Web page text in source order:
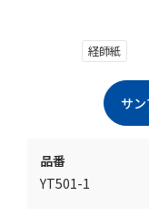
経師紙
品番
YT501-1